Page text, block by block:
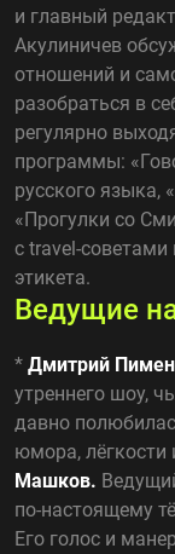
и главный
Акулиничев
отношений и
разобраться в
регулярно
программы:
русского языка,
«Прогулки со
с travel-
этикета.
Ведущие
* Дмитрий
утреннего шоу,
давно
юмора,
Машков.
по-настоящему
Его голос и